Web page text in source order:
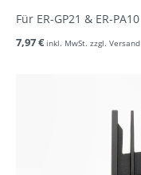
Für ER-GP21 & ER-PA10
7,97 € inkl. MwSt. zzgl. Versand